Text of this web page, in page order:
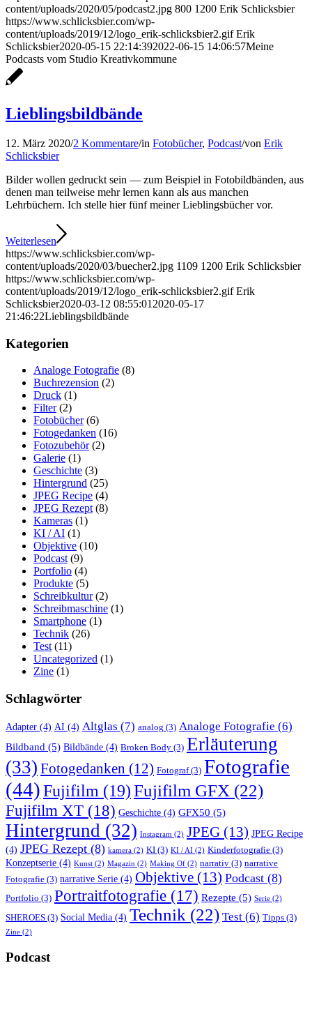
content/uploads/2020/05/podcast2.jpg 800 1200 Erik Schlicksbier
https://www.schlicksbier.com/wp-
content/uploads/2019/12/logo_erik-schlicksbier2.gif Erik
Schlicksbier2020-05-15 22:14:392022-06-15 14:06:57Meine
Podcasts vom Studio Kreativkommune
Lieblingsbildbände
12. März 2020/2 Kommentare/in Fotobücher, Podcast/von Erik
Schlicksbier
Bilder wollen gedruckt sein — zum Beispiel in Fotobildbänden, aus
denen man teilweise mehr lernen kann als aus manchen
Lehrbüchern. Ich stelle hier fünf meiner Lieblingsbücher vor.
Weiterlesen
https://www.schlicksbier.com/wp-
content/uploads/2020/03/buecher2.jpg 1109 1200 Erik Schlicksbier
https://www.schlicksbier.com/wp-
content/uploads/2019/12/logo_erik-schlicksbier2.gif Erik
Schlicksbier2020-03-12 08:55:01 2020-05-17
21:46:22Lieblingsbildbände
Kategorien
Analoge Fotografie (8)
Buchrezension (2)
Druck (1)
Filter(2)
Fotobücher(6)
Fotogedanken (16)
Fotozubehör(2)
Galerie (1)
Geschichte (3)
Hintergrund (25)
JPEG Recipe (4)
JPEG Rezept (8)
Kameras (1)
KI / AI (1)
Objektive (10)
Podcast (9)
Portfolio (4)
Produkte (5)
Schreibkultur(2)
Schreibmaschine (1)
Smartphone (1)
Technik (26)
Test (11)
Uncategorized (1)
Zine (1)
Schlagwörter
Adapter (4) AI (4) Altglas (7) analog (3) Analoge Fotografie (6)
Bildband (5) Bildbände (4) Broken Body (3) Erläuterung
(33) Fotogedanken (12) Fotograf(3) Fotografie
(44)Fujifilm (19)Fujifilm GFX (22)
Fujifilm XT (18) Geschichte (4) GFX50 (5)
Hintergrund (32) Instagram (2) JPEG (13) JPEG Recipe
(4) JPEG Rezept (8) kamera (2) KI (3) KI / AI (2) Kinderfotografie (3)
Konzeptserie (4) Kunst (2) Magazin (2) Making Of (2) narrativ (3) narrative
Fotografie (3) narrative Serie (4) Objektive (13) Podcast (8)
Portfolio (3) Portraitfotografie (17) Rezepte (5) Serie (2)
SHEROES (3) Social Media (4) Technik (22) Test (6) Tipps (3)
Zine (2)
Podcast